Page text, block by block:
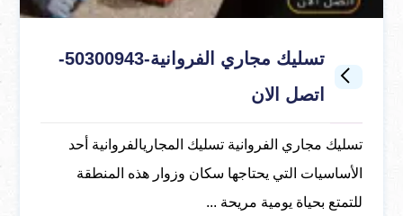
تسليك مجاري الفروانية-50300943-
اتصل الان
تسليك مجاري الفروانية تسليك المجاريالفروانية أحد
الأساسيات التي يحتاجها سكان وزوار هذه المنطقة
للتمتع بحياة يومية مريحة ...